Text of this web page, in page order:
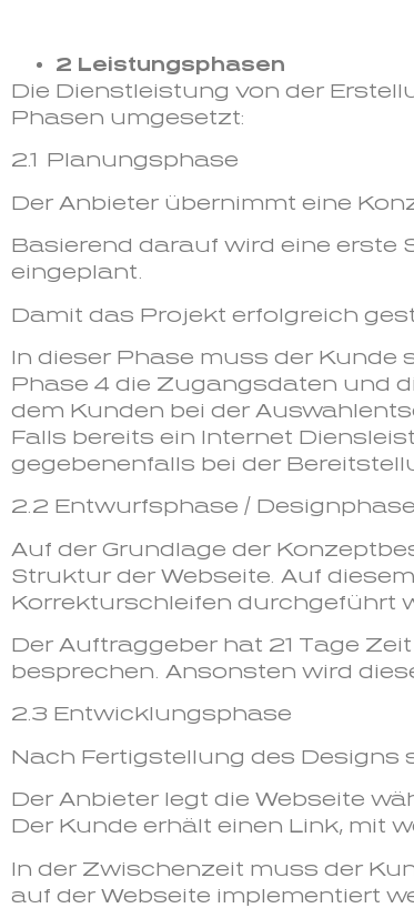
2 Leistungsphasen
Die Dienstleistung von der
Phasen umgesetzt:
2.1 Planungsphase
Der Anbieter übernimmt eine
Basierend darauf wird eine erste
eingeplant.
Damit das Projekt erfolgreich
In dieser Phase muss der Kunde
Phase 4 die Zugangsdaten und
dem Kunden bei der
Falls bereits ein Internet
gegebenenfalls bei der
2.2 Entwurfsphase / Designphase
Auf der Grundlage der
Struktur der Webseite. Auf
Korrekturschleifen durchgeführt
Der Auftraggeber hat 21 Tage
besprechen. Ansonsten wird
2.3 Entwicklungsphase
Nach Fertigstellung des Designs
Der Anbieter legt die Webseite
Der Kunde erhält einen Link, mit
In der Zwischenzeit muss der
auf der Webseite implementiert